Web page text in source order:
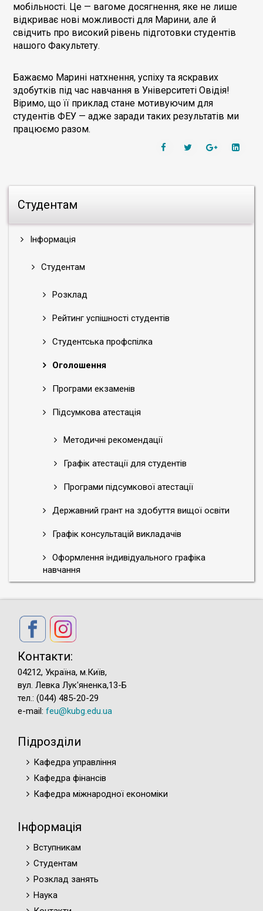
Студентам
Інформація
Студентам
Розклад
Рейтинг успішності студентів
Студентська профспілка
Оголошення
Програми екзаменів
Підсумкова атестація
Методичні рекомендації
Графік атестації для студентів
Програми підсумкової атестації
Державний грант на здобуття вищої освіти
Графік консультацій викладачів
Оформлення індивідуального графіка
навчання
мобільності. Це — вагоме досягнення, яке не лише
відкриває нові можливості для Марини, але й
свідчить про високий рівень підготовки студентів
нашого Факультету.
Бажаємо Марині натхнення, успіху та яскравих
здобутків під час навчання в Університеті Овідія!
Віримо, що її приклад стане мотивуючим для
студентів ФЕУ — адже заради таких результатів ми
працюємо разом.
Контакти:
04212, Україна, м.Київ,
вул. Левка Лук'яненка,13-Б
тел.: (044) 485-20-29
e-mail: feu@kubg.edu.ua
Підрозділи
Кафедра управління
Кафедра фінансів
Кафедра міжнародної економіки
Інформація
Вступникам
Студентам
Розклад занять
Наука